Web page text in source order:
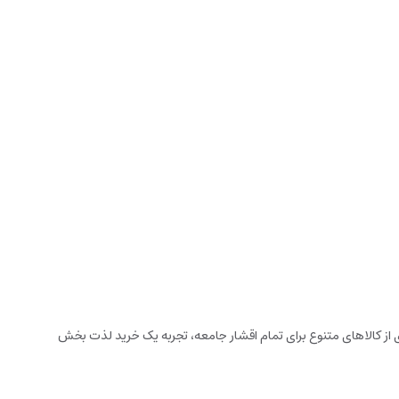
می باشد. این فروشگاه اینترنتی که در سال 1394 تاسیس شده است، با گستره ای از کالاهای متنوع برای تمام اقشار جامعه، تجربه یک خرید لذت بخش